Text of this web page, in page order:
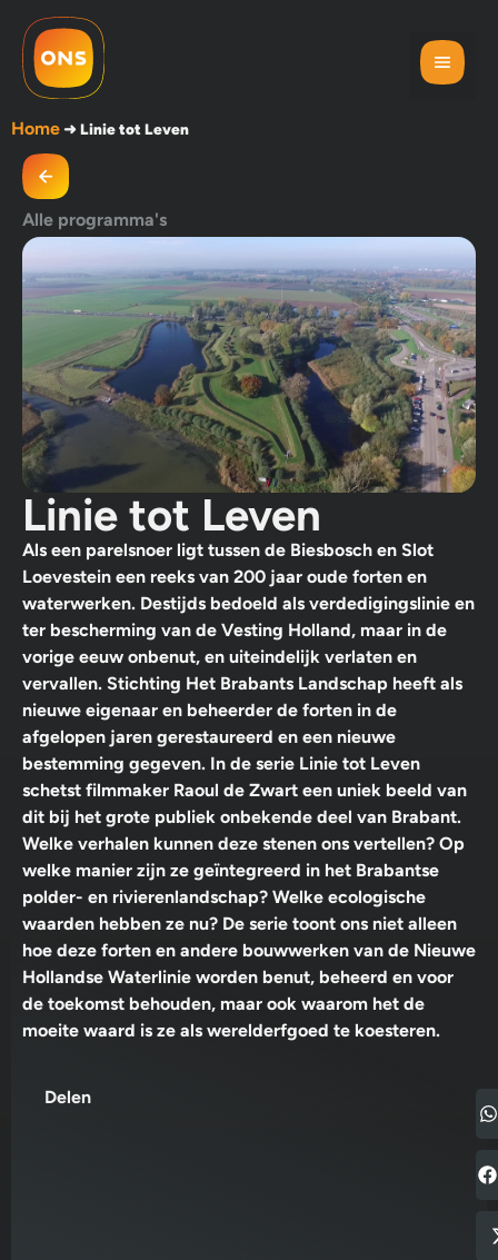
Home➜Linie tot Leven
Alle programma's
Linie tot Leven
Als een parelsnoer ligt tussen de Biesbosch en Slot
Loevestein een reeks van 200 jaar oude forten en
waterwerken. Destijds bedoeld als verdedigingslinie en
ter bescherming van de Vesting Holland, maar in de
vorige eeuw onbenut, en uiteindelijk verlaten en
vervallen. Stichting Het Brabants Landschap heeft als
nieuwe eigenaar en beheerder de forten in de
afgelopen jaren gerestaureerd en een nieuwe
bestemming gegeven. In de serie Linie tot Leven
schetst filmmaker Raoul de Zwart een uniek beeld van
dit bij het grote publiek onbekende deel van Brabant.
Welke verhalen kunnen deze stenen ons vertellen? Op
welke manier zijn ze geïntegreerd in het Brabantse
polder- en rivierenlandschap? Welke ecologische
waarden hebben ze nu? De serie toont ons niet alleen
hoe deze forten en andere bouwwerken van de Nieuwe
Hollandse Waterlinie worden benut, beheerd en voor
de toekomst behouden, maar ook waarom het de
moeite waard is ze als werelderfgoed te koesteren.
Delen